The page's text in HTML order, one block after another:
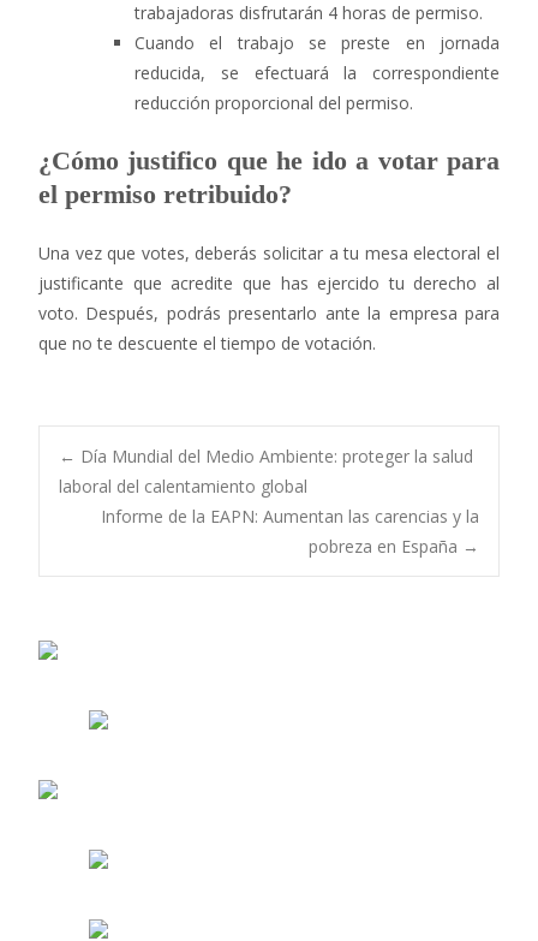
trabajadoras disfrutarán 4 horas de permiso.
Cuando el trabajo se preste en jornada
reducida, se efectuará la correspondiente
reducción proporcional del permiso.
¿Cómo justifico que he ido a votar para
el permiso retribuido?
Una vez que votes, deberás solicitar a tu mesa electoral el
justificante que acredite que has ejercido tu derecho al
voto. Después, podrás presentarlo ante la empresa para
que no te descuente el tiempo de votación.
Navegación
← Día Mundial del Medio Ambiente: proteger la salud
laboral del calentamiento global
Informe de la EAPN: Aumentan las carencias y la
pobreza en España →